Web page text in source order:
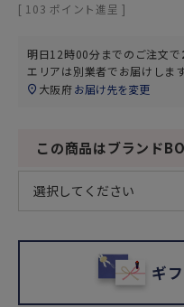
[ 103 ポイント進呈 ]
明日12時00分までのご注文で
エリアは別業者でお届けします
大阪府お届け先を変更
この商品はブランド
ギ